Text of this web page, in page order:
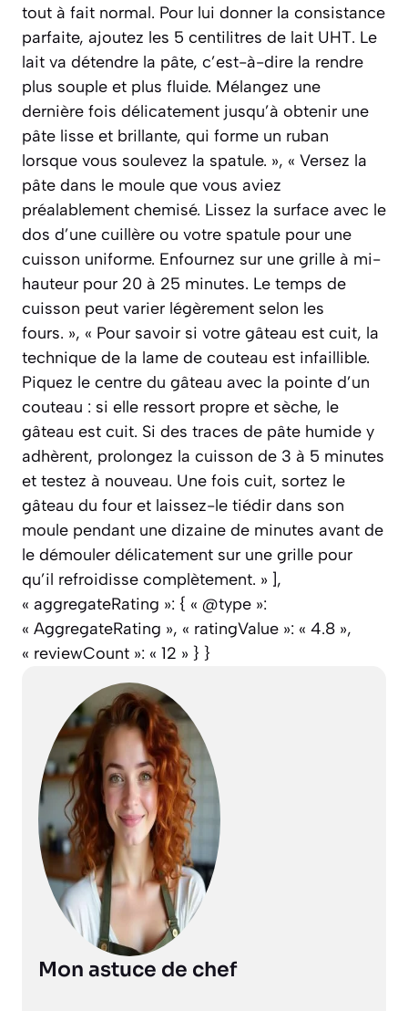
tout à fait normal. Pour lui donner la consistance
parfaite, ajoutez les 5 centilitres de lait UHT. Le
lait va détendre la pâte, c’est-à-dire la rendre
plus souple et plus fluide. Mélangez une
dernière fois délicatement jusqu’à obtenir une
pâte lisse et brillante, qui forme un ruban
lorsque vous soulevez la spatule. », « Versez la
pâte dans le moule que vous aviez
préalablement chemisé. Lissez la surface avec le
dos d’une cuillère ou votre spatule pour une
cuisson uniforme. Enfournez sur une grille à mi-
hauteur pour 20 à 25 minutes. Le temps de
cuisson peut varier légèrement selon les
fours. », « Pour savoir si votre gâteau est cuit, la
technique de la lame de couteau est infaillible.
Piquez le centre du gâteau avec la pointe d’un
couteau : si elle ressort propre et sèche, le
gâteau est cuit. Si des traces de pâte humide y
adhèrent, prolongez la cuisson de 3 à 5 minutes
et testez à nouveau. Une fois cuit, sortez le
gâteau du four et laissez-le tiédir dans son
moule pendant une dizaine de minutes avant de
le démouler délicatement sur une grille pour
qu’il refroidisse complètement. » ],
« aggregateRating »: { « @type »:
« AggregateRating », « ratingValue »: « 4.8 »,
« reviewCount »: « 12 » } }
Mon astuce de chef